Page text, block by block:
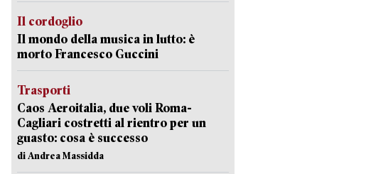
Il cordoglio
Il mondo della musica in lutto: è
morto Francesco Guccini
Trasporti
Caos Aeroitalia, due voli Roma-
Cagliari costretti al rientro per un
guasto: cosa è successo
di Andrea Massidda